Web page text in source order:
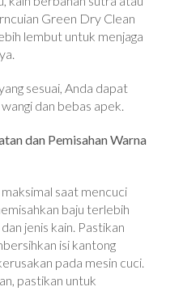
Green Dry Clean
lembut untuk menjaga
sesuai, Anda dapat
dan bebas apek.
dan Pemisahan Warna
saat mencuci
baju terlebih
jenis kain. Pastikan
isi kantong
pada mesin cuci.
pastikan untuk